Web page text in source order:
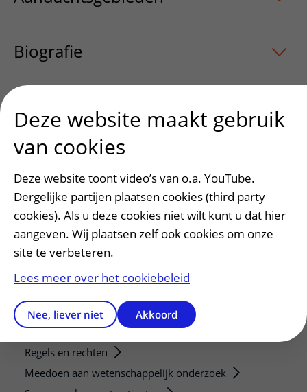
Biografie
Heeft deze informatie u geholpen?
Ja
Nee
Patiëntenservice
Regels en rechten
Meedoen aan wetenschappelijk onderzoek
Deze website maakt gebruik
van cookies
Deze website toont video’s van o.a. YouTube.
Dergelijke partijen plaatsen cookies (third party
cookies). Als u deze cookies niet wilt kunt u dat hier
aangeven. Wij plaatsen zelf ook cookies om onze
site te verbeteren.
Lees meer over het cookiebeleid
Nee, liever niet Akkoord